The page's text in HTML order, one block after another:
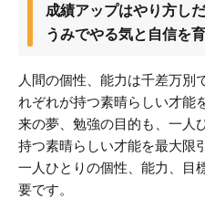
成績アップはやり方し
うみでやる気と自信を
人間の個性、能力は千差万別
れぞれが持つ素晴らしい才能
来の夢、勉強の目的も、一人
持つ素晴らしい才能を最大限
一人ひとりの個性、能力、目
要です。